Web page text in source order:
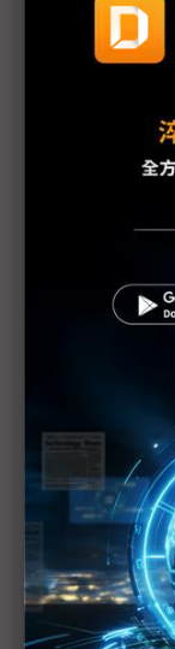
福島縣政府開
原能會：輻射
福島第1核電
防輻射水持續
美軍核污處理
美汽車業：日
1號機核心恐
常嚴重
日本震災加劇
日震限電影
富士通指震災